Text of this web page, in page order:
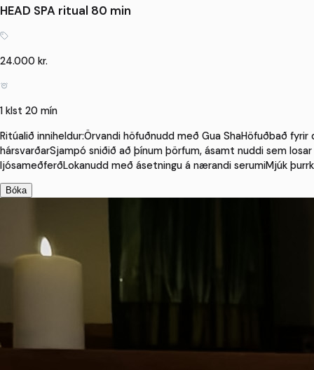
HEAD SPA ritual 80 min
24.000 kr.
1 klst 20 mín
Ritúalið inniheldur:Örvandi höfuðnudd með Gua ShaHöfuðbað fyrir
hársvarðarSjampó sniðið að þínum þörfum, ásamt nuddi sem
ljósameðferðLokanudd með ásetningu á nærandi serumiMjúk
Bóka